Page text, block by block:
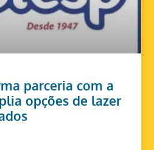
parceria com a
opções de lazer